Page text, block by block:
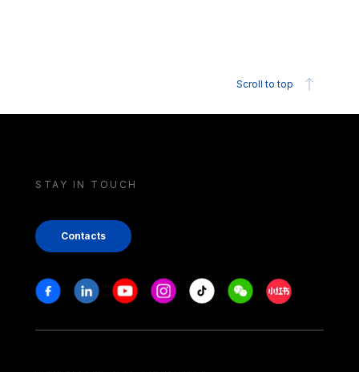
Scroll to top
STAY IN TOUCH
Contacts
Stay in touch
FacebookLinkedinYoutubeInstagram
Tiktok WeechatXiaohongshu/